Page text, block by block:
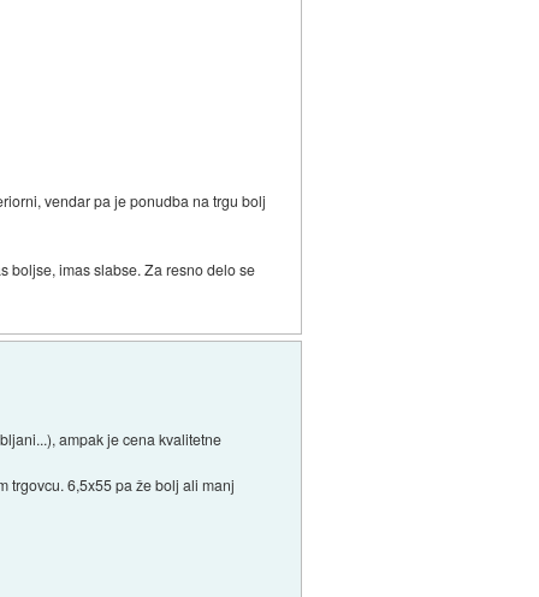
vendar pa je ponudba na trgu bolj
boljse, imas slabse. Za resno delo se
ampak je cena kvalitetne
trgovcu. 6,5x55 pa že bolj ali manj